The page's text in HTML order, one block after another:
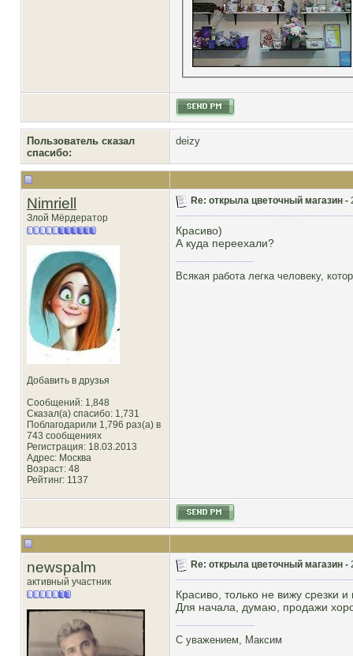
Пользователь сказал
cпасибо:
deizy
Nimriell
Злой Мёрдератор
Добавить в друзья
Сообщений: 1,848
Сказал(а) спасибо: 1,731
Поблагодарили 1,796 раз(а) в
743 сообщениях
Регистрация: 18.03.2013
Адрес: Москва
Возраст: 48
Рейтинг: 1137
Re: открыла цветочный магазин -
Красиво)
А куда переехали?
Всякая работа легка человеку,
newspalm
активный участник
Re: открыла цветочный магазин -
Красиво, только не вижу срезки
Для начала, думаю, продажи
С уважением, Максим